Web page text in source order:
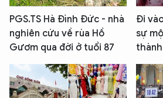
PGS.TS Hà Đình Đức - nhà
nghiên cứu về rùa Hồ
Gươm qua đời ở tuổi 87
Đi
sự
thành